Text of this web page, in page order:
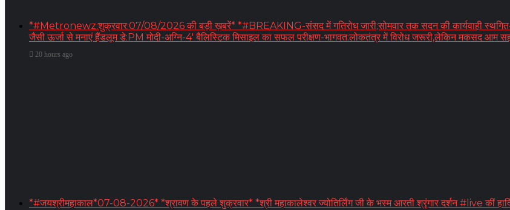
*#Metronewz:शुक्रवार:07/08/2026 की बड़ी ख़बरें* *#BREAKING-संसद में गतिरोध जारी;सोमवार तक सदन की कार्यवाही स्थगित-
जैसी ऊर्जा से मनाएं हैंडलूम डे:PM मोदी-अग्नि-4′ बैलिस्टिक मिसाइल का सफल परीक्षण-भागवत:लोकतंत्र में विरोध जरूरी,लेकिन मकसद आम
20 hours ago
*#जयश्रीमहाकाल*07-08-2026* *श्रावण के पहले शुक्रवार* *श्री महाकालेश्वर ज्योतिर्लिंग जी के भस्म आरती श्रृंगार दर्शन #live कीं